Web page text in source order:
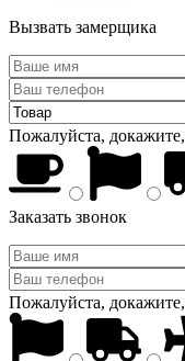
Вызвать замерщика
Пожалуйста,
Заказать звонок
Пожалуйста,